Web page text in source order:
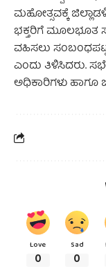
ಮಹೋತ್ಸವಕ್ಕೆ
ಭಕ್ತರಿಗೆ
ವಹಿಸಲು
ಎಂದು ತಿಳಿಸಿದರು.
ಅಧಿಕಾರಿಗಳು ಹಾಗೂ
Love
0
Sad
0